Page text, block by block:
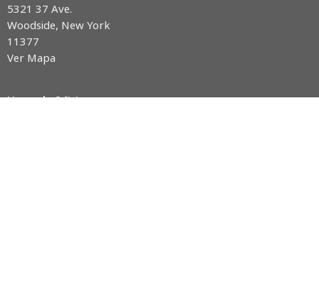
5321 37 Ave.
Woodside, New York
11377
Ver Mapa
Horas de Oficina